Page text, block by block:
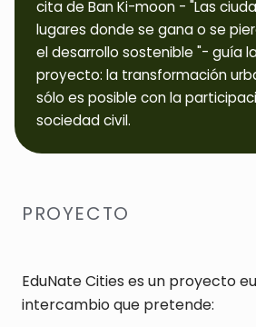
cita de Ban Ki-moon - "Las
lugares donde se gana o se
el desarrollo sostenible "- guía
proyecto: la transformación
sólo es posible con la
sociedad civil.
PROYECTO
EduNate Cities es un proyecto
intercambio que pretende: